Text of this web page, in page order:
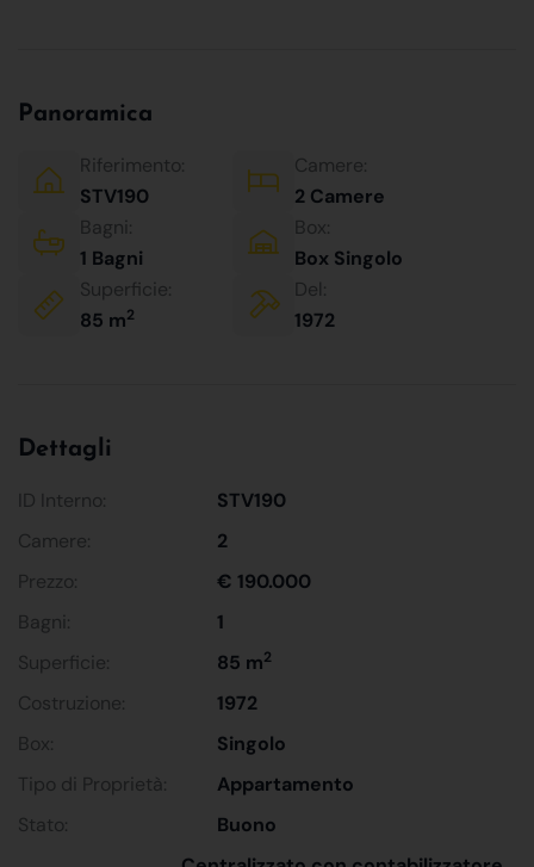
Panoramica
Riferimento:
STV190
Camere:
2 Camere
Bagni:
1 Bagni
Box:
Box Singolo
Superficie:
85 m2
Del:
1972
Dettagli
ID Interno:
STV190
Camere:
2
Prezzo:
€ 190.000
Bagni:
1
Superficie:
85 m2
Costruzione:
1972
Box:
Singolo
Tipo di Proprietà:
Appartamento
Stato:
Buono